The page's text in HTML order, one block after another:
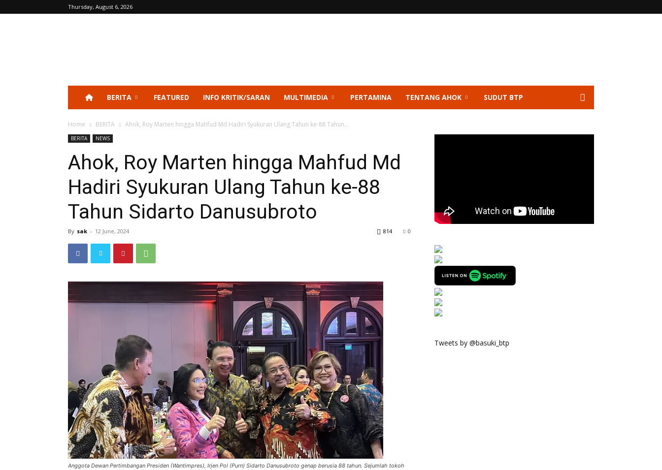
Thursday, August 6, 2026
BERITA FEATURED INFO KRITIK/SARAN MULTIMEDIA PERTAMINA TENTANG AHOK SUDUT BTP
Home BERITA Ahok, Roy Marten hingga Mahfud Md Hadiri Syukuran Ulang Tahun ke-88 Tahun...
BERITA NEWS
Ahok, Roy Marten hingga Mahfud Md
Hadiri Syukuran Ulang Tahun ke-88
Tahun Sidarto Danusubroto
By sak - 12 June, 2024 0
814
Anggota Dewan Pertimbangan Presiden (Wantimpres), Irjen Pol (Purn) Sidarto Danusubroto genap berusia 88 tahun. Sejumlah tokoh
Tweets by @basuki_btp